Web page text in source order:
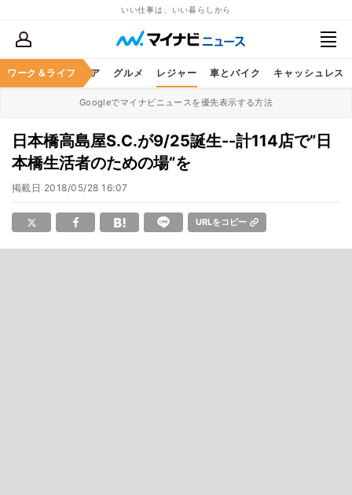
いい仕事は、いい暮らしから
ワーク＆ライフ
暮らし ヘルスケア グルメ レジャー 車とバイク キャッシュレス
Googleでマイナビニュースを優先表示する方法
日本橋高島屋S.C.が9/25誕生--計114店で”日
本橋生活者のための場”を
掲載日 2018/05/28 16:07
URLをコピー